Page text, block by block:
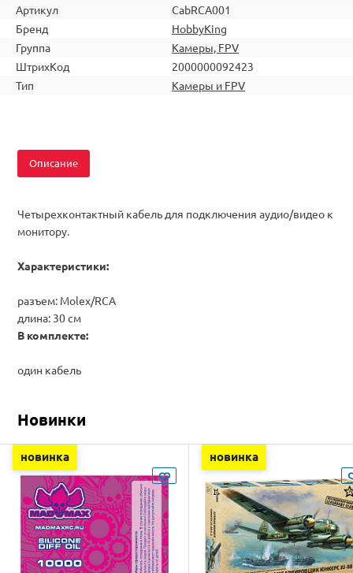
Артикул
CabRCA001
Бренд
HobbyKing
Группа
Камеры, FPV
ШтрихКод
2000000092423
Тип
Камеры и FPV
Описание
Четырехконтактный кабель для подключения аудио/видео к
монитору.
Характеристики:
разъем: Molex/RCA
длина: 30 см
В комплекте:
один кабель
Новинки
новинка новинка